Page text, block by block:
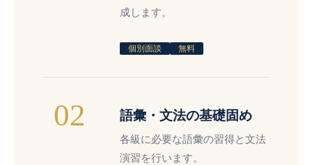
成します。
個別面談 無料
02 語彙・文法の基礎固め
各級に必要な語彙の習得と文法
演習を行います。